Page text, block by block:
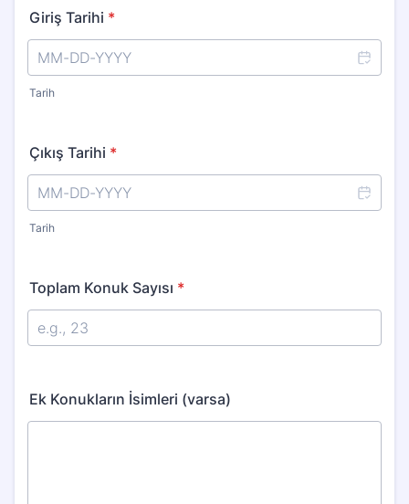
Giriş Tarihi *
Tarih
Çıkış Tarihi *
Tarih
Toplam Konuk Sayısı *
Ek Konukların İsimleri (varsa)